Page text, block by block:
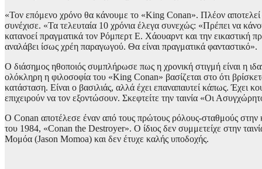
«Τον επόμενο χρόνο θα κάνουμε το «King Conan». Πλέον αποτελεί
συνέχισε. «Τα τελευταία 10 χρόνια έλεγα συνεχώς: «Πρέπει να
κατανοεί πραγματικά τον Ρόμπερτ Ε. Χάουαρντ και την
αναλάβει ίσως χρέη παραγωγού. Θα είναι πραγματικά φανταστικό».
Ο διάσημος ηθοποιός συμπλήρωσε πως η χρονική στιγμή είναι η
ολόκληρη η φιλοσοφία του «King Conan» βασίζεται στο ότι
κατάσταση. Είναι ο βασιλιάς, αλλά έχει επαναπαυτεί κάπως. Έχει
επιχειρούν να τον εξοντώσουν. Σκεφτείτε την ταινία «Οι
Ο Conan αποτέλεσε έναν από τους πρώτους ρόλους-σταθμούς στην
του 1984, «Conan the Destroyer». Ο ίδιος δεν συμμετείχε στην
Μομόα (Jason Momoa) και δεν έτυχε καλής υποδοχής.